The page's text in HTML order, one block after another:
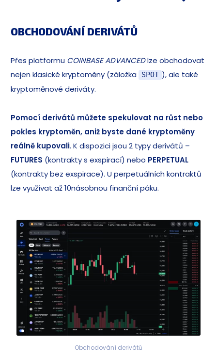
OBCHODOVÁNÍ DERIVÁTŮ
Přes platformu COINBASE ADVANCEDlze obchodovat
nejen klasické kryptoměny (záložka
SPOT ), ale také
kryptoměnové deriváty.
Pomocí derivátů můžete spekulovat na růst nebo
pokles kryptoměn, aniž byste dané kryptoměny
reálně kupovali. K dispozici jsou 2 typy derivátů –
FUTURES (kontrakty s exspirací) nebo PERPETUAL
(kontrakty bez exspirace). U perpetuálních kontraktů
lze využívat až 10násobnou finanční páku.
Obchodování derivátů